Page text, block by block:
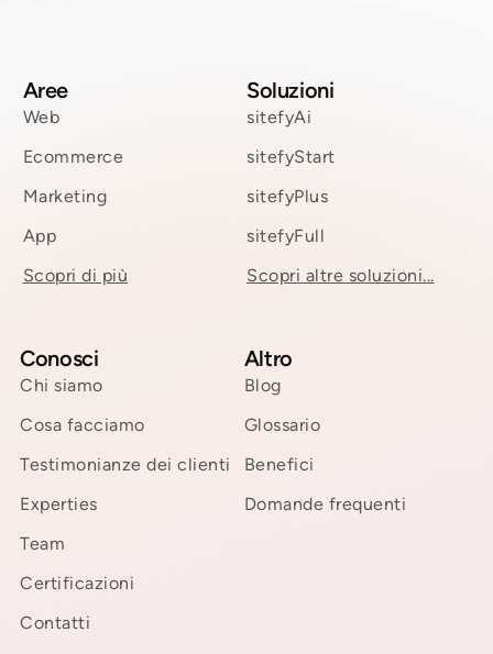
Aree
Web
Ecommerce
Marketing
App
Scopri di più
Soluzioni
sitefyAi
sitefyStart
sitefyPlus
sitefyFull
Scopri altre soluzioni...
Conosci
Chi siamo
Cosa facciamo
Testimonianze dei clienti
Experties
Team
Certificazioni
Contatti
Altro
Blog
Glossario
Benefici
Domande frequenti